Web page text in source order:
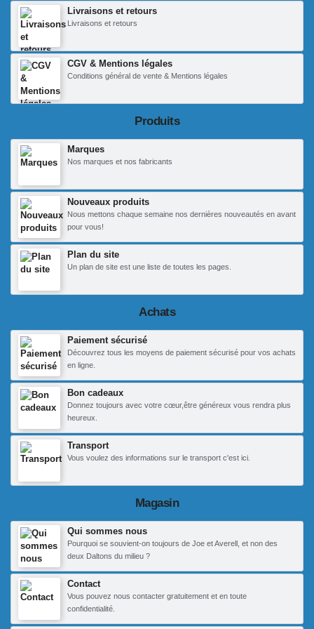
Livraisons et retours
Livraisons et retours
CGV & Mentions légales
Conditions général de vente & Mentions légales
Produits
Marques
Nos marques et nos fabricants
Nouveaux produits
Nous mettons chaque semaine nos dernières nouveautés en avant
pour vous!
Plan du site
Un plan de site est une liste de toutes les pages.
Achats
Paiement sécurisé
Découvrez tous les moyens de paiement sécurisé pour vos achats
en ligne.
Bon cadeaux
Donnez toujours avec votre cœur,être généreux vous rendra plus
heureux.
Transport
Vous voulez des informations sur le transport c'est ici.
Magasin
Qui sommes nous
Pourquoi se souvient-on toujours de Joe et Averell, et non des
deux Daltons du milieu ?
Contact
Vous pouvez nous contacter gratuitement et en toute
confidentialité.